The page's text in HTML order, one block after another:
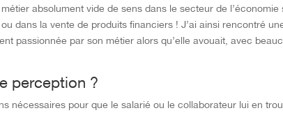
absolument vide de sens dans le secteur de l’économie
dans la vente de produits financiers ! J’ai ainsi rencontré
passionnée par son métier alors qu’elle avouait, avec
perception ?
nécessaires pour que le salarié ou le collaborateur lui en